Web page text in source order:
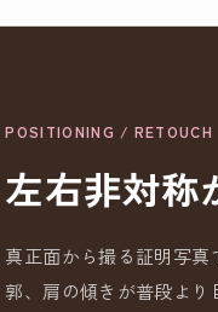
POSITIONING / RETOUCH
左右非対称
真正面から撮る証明写
郭、肩の傾きが普段より